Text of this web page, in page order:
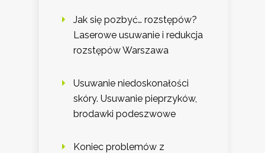
Jak się pozbyć… rozstępów?
Laserowe usuwanie i redukcja
rozstępów Warszawa
Usuwanie niedoskonałości
skóry. Usuwanie pieprzyków,
brodawki podeszwowe
Koniec problemów z